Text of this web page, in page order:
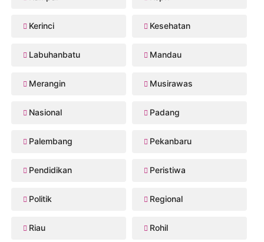
Kerinci Kesehatan
Labuhanbatu Mandau
Merangin Musirawas
Nasional Padang
Palembang Pekanbaru
Pendidikan Peristiwa
Politik Regional
Riau Rohil